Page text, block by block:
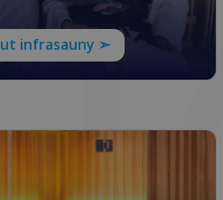
infrasauny ➣